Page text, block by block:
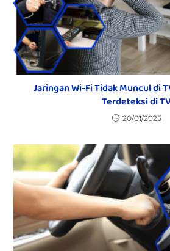
Jaringan Wi-Fi Tidak Muncul di
Terdeteksi di
20/01/2025